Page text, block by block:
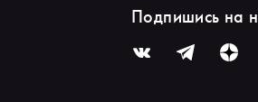
Подпишись на